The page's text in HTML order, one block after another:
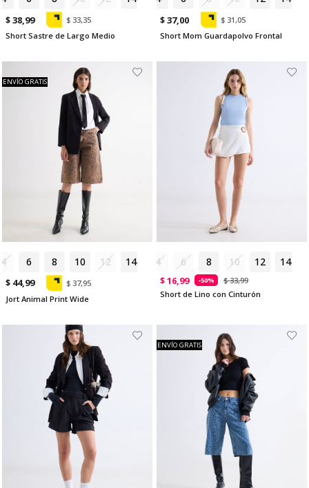
$ 38,99
$ 33,35
Short Sastre de Largo Medio
$ 37,00
$ 31,05
Short Mom Guardapolvo Frontal
4 6 8 10 12 14
ENVÍO GRATIS
$ 44,99
$ 37,95
Jort Animal Print Wide
4 6 8 10 12 14
$ 16,99 -50%
$ 33,99
Short de Lino con Cinturón
ENVÍO GRATIS